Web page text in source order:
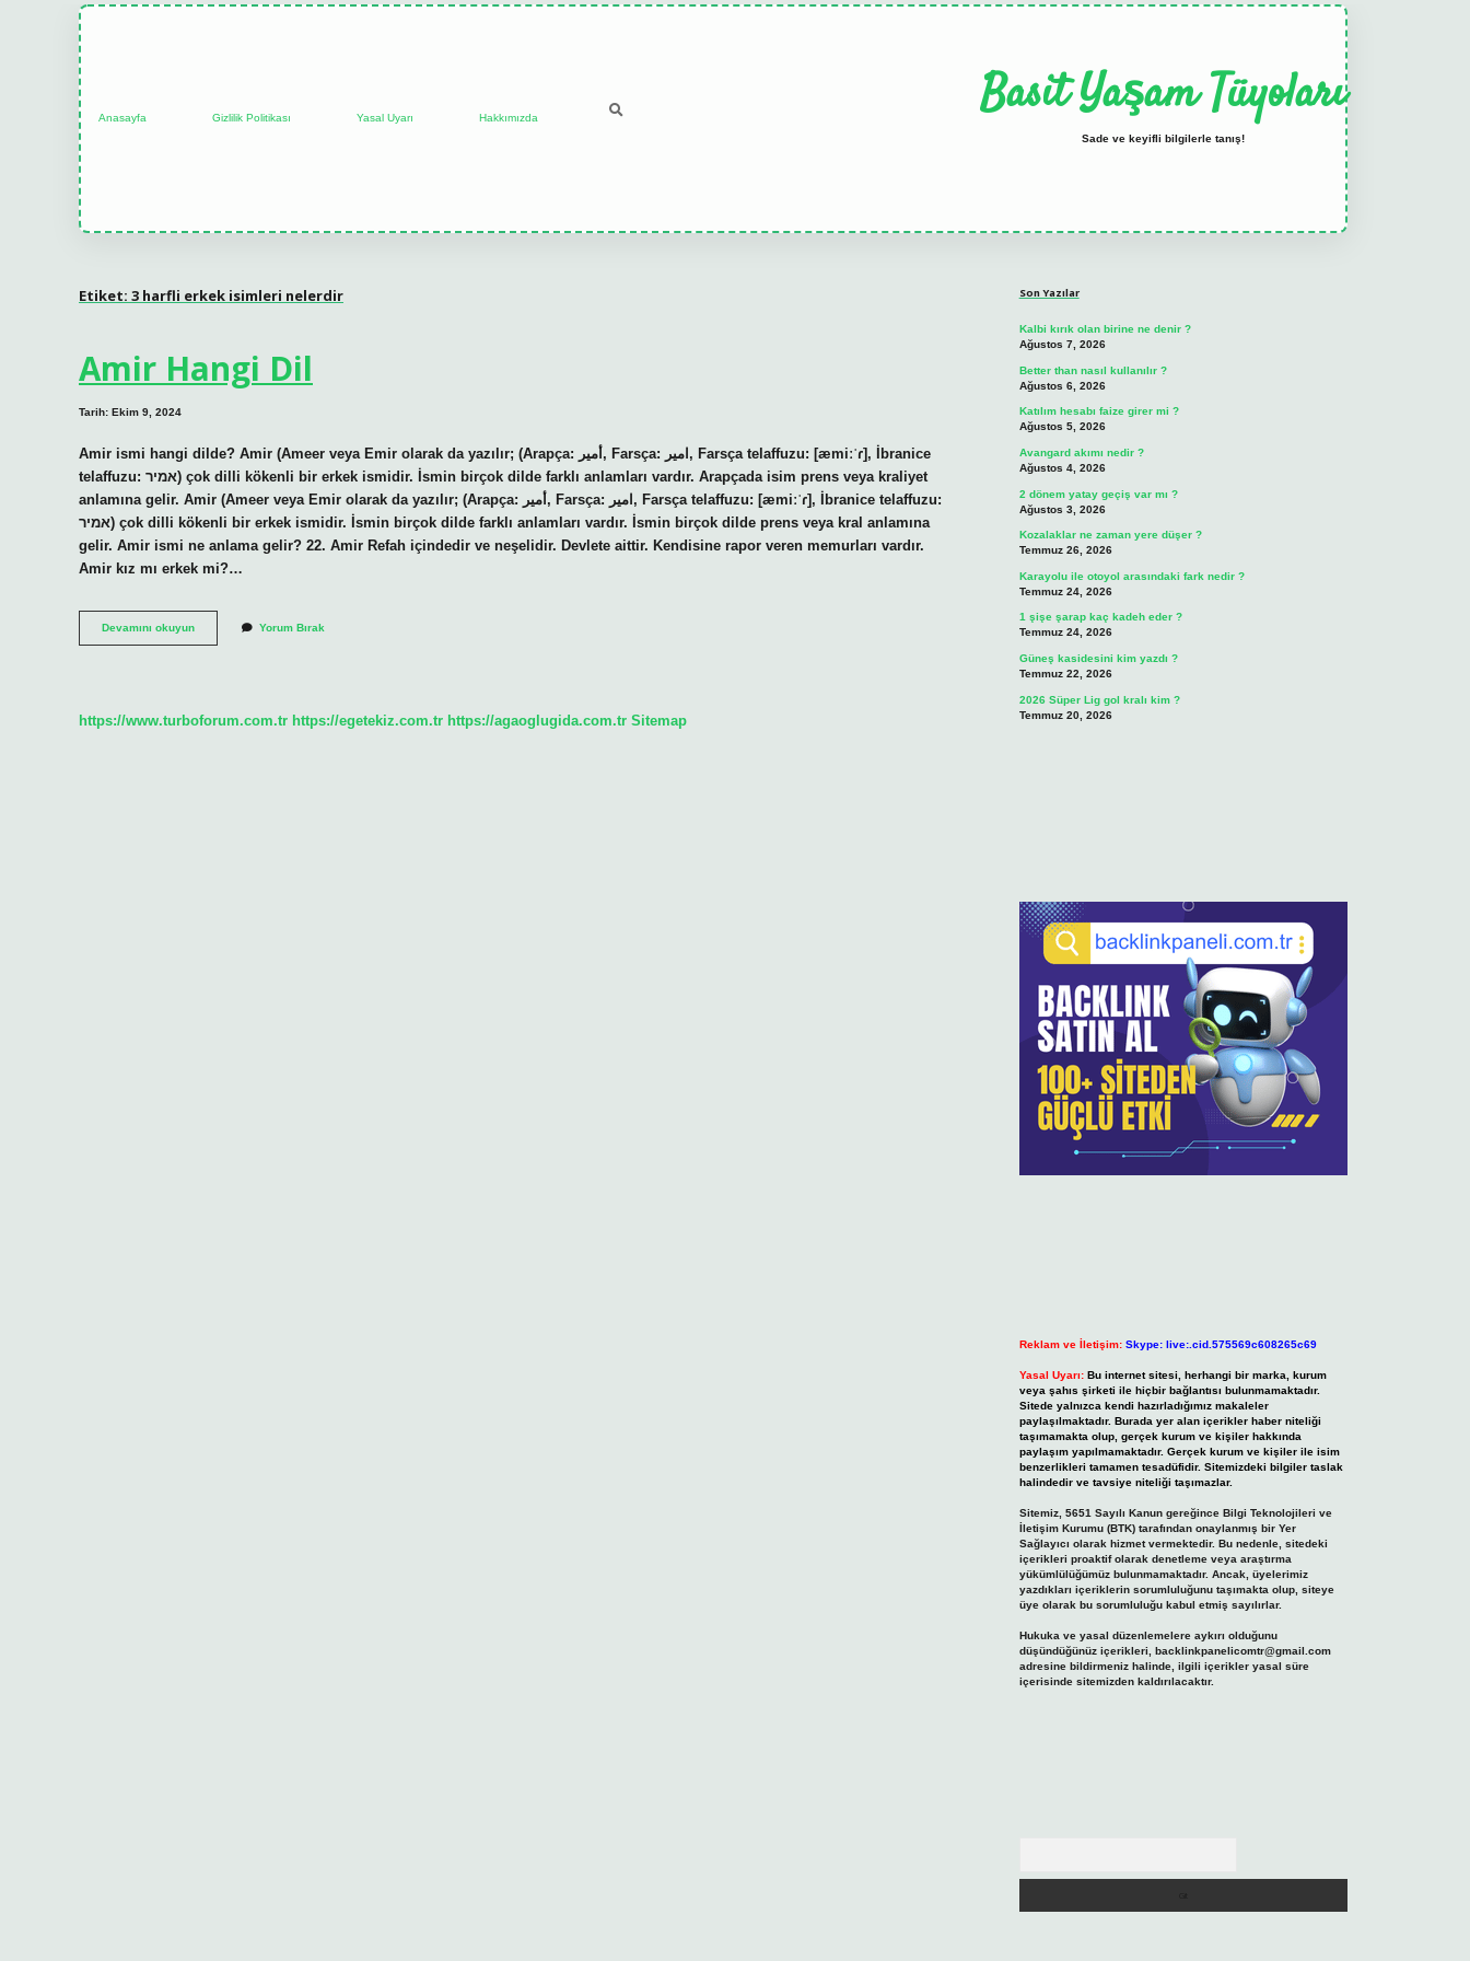
Anasayfa Gizlilik Politikası Yasal Uyarı Hakkımızda Basit Yaşam Tüyoları
Sade ve keyifli bilgilerle tanış!
Etiket: 3 harfli erkek isimleri nelerdir
Amir Hangi Dil
Tarih: Ekim 9, 2024
Amir ismi hangi dilde? Amir (Ameer veya Emir olarak da yazılır; (Arapça: أمير, Farsça: امیر, Farsça telaffuzu: [æmiːˈɾ], İbranice
telaffuzu: אמיר) çok dilli kökenli bir erkek ismidir. İsmin birçok dilde farklı anlamları vardır. Arapçada isim prens veya kraliyet
anlamına gelir. Amir (Ameer veya Emir olarak da yazılır; (Arapça: أمير, Farsça: امیر, Farsça telaffuzu: [æmiːˈɾ], İbranice telaffuzu:
אמיר) çok dilli kökenli bir erkek ismidir. İsmin birçok dilde farklı anlamları vardır. İsmin birçok dilde prens veya kral anlamına
gelir. Amir ismi ne anlama gelir? 22. Amir Refah içindedir ve neşelidir. Devlete aittir. Kendisine rapor veren memurları vardır.
Amir kız mı erkek mi?…
Devamını okuyunAmir
Hangi
Yorum Bırak
https://www.turboforum.com.tr https://egetekiz.com.tr https://agaoglugida.com.tr Sitemap
Son Yazılar
Kalbi kırık olan birine ne denir ?
Ağustos 7, 2026
Better than nasıl kullanılır ?
Ağustos 6, 2026
Katılım hesabı faize girer mi ?
Ağustos 5, 2026
Avangard akımı nedir ?
Ağustos 4, 2026
2 dönem yatay geçiş var mı ?
Ağustos 3, 2026
Kozalaklar ne zaman yere düşer ?
Temmuz 26, 2026
Karayolu ile otoyol arasındaki fark nedir ?
Temmuz 24, 2026
1 şişe şarap kaç kadeh eder ?
Temmuz 24, 2026
Güneş kasidesini kim yazdı ?
Temmuz 22, 2026
2026 Süper Lig gol kralı kim ?
Temmuz 20, 2026
Reklam ve İletişim: Skype: live:.cid.575569c608265c69
Yasal Uyarı: Bu internet sitesi, herhangi bir marka, kurum
veya şahıs şirketi ile hiçbir bağlantısı bulunmamaktadır.
Sitede yalnızca kendi hazırladığımız makaleler
paylaşılmaktadır. Burada yer alan içerikler haber niteliği
taşımamakta olup, gerçek kurum ve kişiler hakkında
paylaşım yapılmamaktadır. Gerçek kurum ve kişiler ile isim
benzerlikleri tamamen tesadüfidir. Sitemizdeki bilgiler taslak
halindedir ve tavsiye niteliği taşımazlar.
Sitemiz, 5651 Sayılı Kanun gereğince Bilgi Teknolojileri ve
İletişim Kurumu (BTK) tarafından onaylanmış bir Yer
Sağlayıcı olarak hizmet vermektedir. Bu nedenle, sitedeki
içerikleri proaktif olarak denetleme veya araştırma
yükümlülüğümüz bulunmamaktadır. Ancak, üyelerimiz
yazdıkları içeriklerin sorumluluğunu taşımakta olup, siteye
üye olarak bu sorumluluğu kabul etmiş sayılırlar.
Hukuka ve yasal düzenlemelere aykırı olduğunu
düşündüğünüz içerikleri, backlinkpanelicomtr@gmail.com
adresine bildirmeniz halinde, ilgili içerikler yasal süre
içerisinde sitemizden kaldırılacaktır.